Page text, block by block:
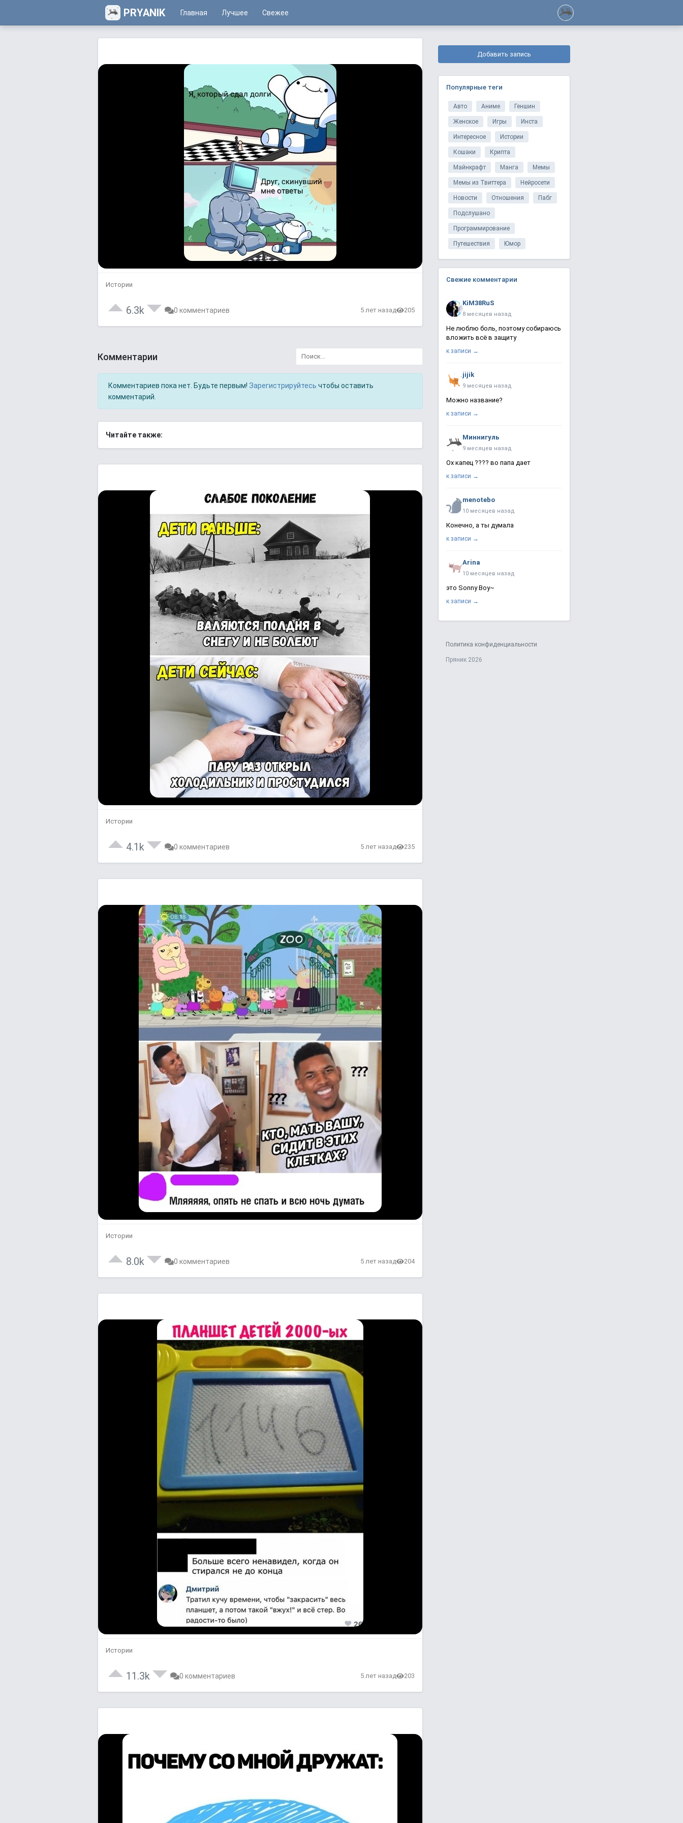
PRYANIK Главная Лучшее Свежее
Истории
6.3k 0 комментариев 5 лет назад 205
Комментарии
Комментариев пока нет. Будьте первым! Зарегистрируйтесь чтобы оставить
комментарий.
Читайте также:
Истории
4.1k 0 комментариев 5 лет назад 235
Истории
8.0k 0 комментариев 5 лет назад 204
Истории
11.3k 0 комментариев 5 лет назад 203
Добавить запись
Популярные теги
Авто Аниме Геншин
Женское Игры Инста
Интересное Истории
Кошаки Крипта
Майнкрафт Манга Мемы
Мемы из Твиттера Нейросети
Новости Отношения Пабг
Подслушано
Программирование
Путешествия Юмор
Свежие комментарии
KiM38RuS
8 месяцев назад
Не люблю боль, поэтому собираюсь
вложить всё в защиту
к записи →
jijik
9 месяцев назад
Можно название?
к записи →
Миннигуль
9 месяцев назад
Ох капец ???? во папа дает
к записи →
menotebo
10 месяцев назад
Конечно, а ты думала
к записи →
Arina
10 месяцев назад
это Sonny Boy~
к записи →
Политика конфиденциальности
Пряник 2026